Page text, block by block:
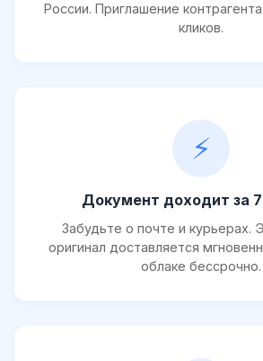
России. Приглашение
кликов.
⚡
Документ доходит за
Забудьте о почте и курьерах.
оригинал доставляется
облаке бессрочно.